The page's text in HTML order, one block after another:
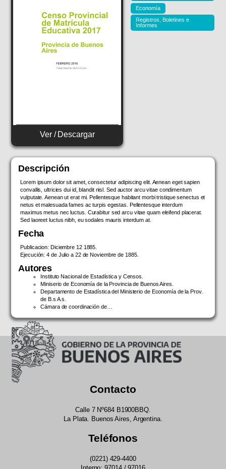
Ver / Descargar
Economía
Registros, Boletines e
Informes
Descripción
Lorem ipsum dolor sit amet, consectetur adipiscing elit. Aenean eget sapien
convallis, ultricies dui id, blandit nisl. Sed auctor arcu vitae condimentum
vulputate. Aenean ut erat mi. Pellentesque habitant morbi tristique senectus et
netus et malesuada fames ac turpis egestas. Pellentesque interdum
maximus metus nec luctus. Curabitur sed arcu vitae quam eleifend placerat.
Sed laoreet luctus nibh, eu sodales mauris interdum at.
Fecha
Publicacion: Diciembre 12 1885.
Ejecución: 4 de Julio a 22 de Noviembre de 1885.
Autores
Instituto Nacional de Estadística y Censos.
Miniserio de Economía de la Provincia de Buenos Aires.
Departamento de Estadística del Ministerio de Economía de la Prov.
de B.s A.s.
Cámara de coordinación de…
Contacto
Calle 7 Nº684 B1900BBQ.
La Plata. Buenos Aires, Argentina.
Teléfonos
(0221) 429-4400